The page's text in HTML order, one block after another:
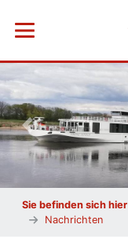
Menü öffnen
Vorheriges Bild
Sie befinden sich hier
Nachrichten